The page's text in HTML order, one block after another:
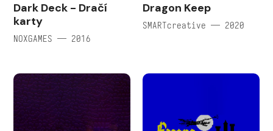
Dark Deck - Dračí
karty
NOXGAMES — 2016
Dragon Keep
SMARTcreative — 2020